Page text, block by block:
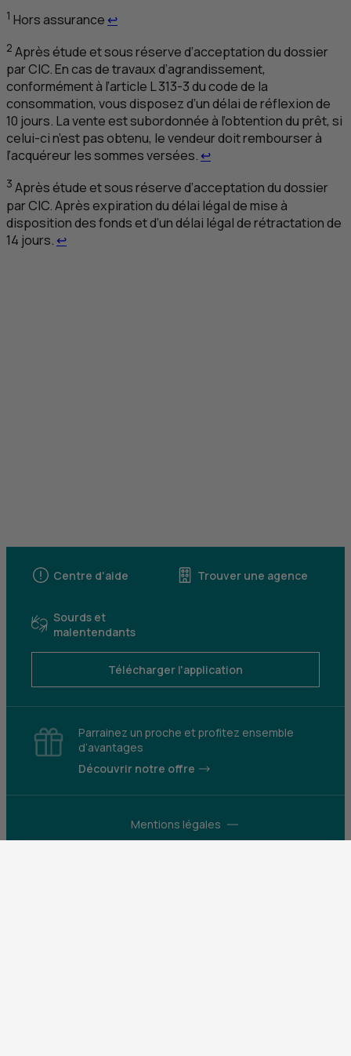
1 Hors assurance ↩Retour au renvoi 1
2 Après étude et sous réserve d’acceptation du dossier
parCIC. En cas de travaux d’agrandissement,
conformément à l’article L 313-3 du code de la
consommation, vous disposez d’un délai de réflexion de
10 jours. La vente est subordonnée à l’obtention du prêt, si
celui-ci n’est pas obtenu, le vendeur doit rembourser à
l’acquéreur les sommes versées. ↩Retour au renvoi 2
3 Après étude et sous réserve d’acceptation du dossier
parCIC. Après expiration du délai légal de mise à
disposition des fonds et d’un délai légal de rétractation de
14 jours. ↩Retour au renvoi 3
Centre d'aide Trouver une agence
Sourds et
malentendants
Télécharger l'application
Parrainez un proche et profitez ensemble
d’avantages
Découvrir notre offre
Mentions légales
Tarifs et conditions générales